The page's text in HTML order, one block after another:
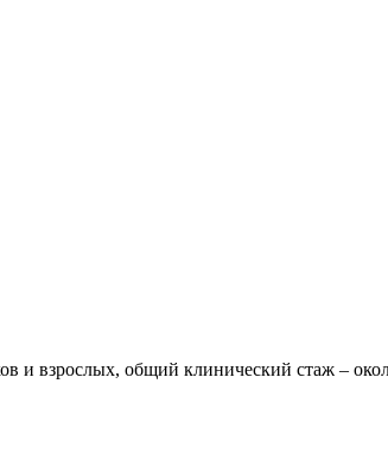
и взрослых, общий клинический стаж –